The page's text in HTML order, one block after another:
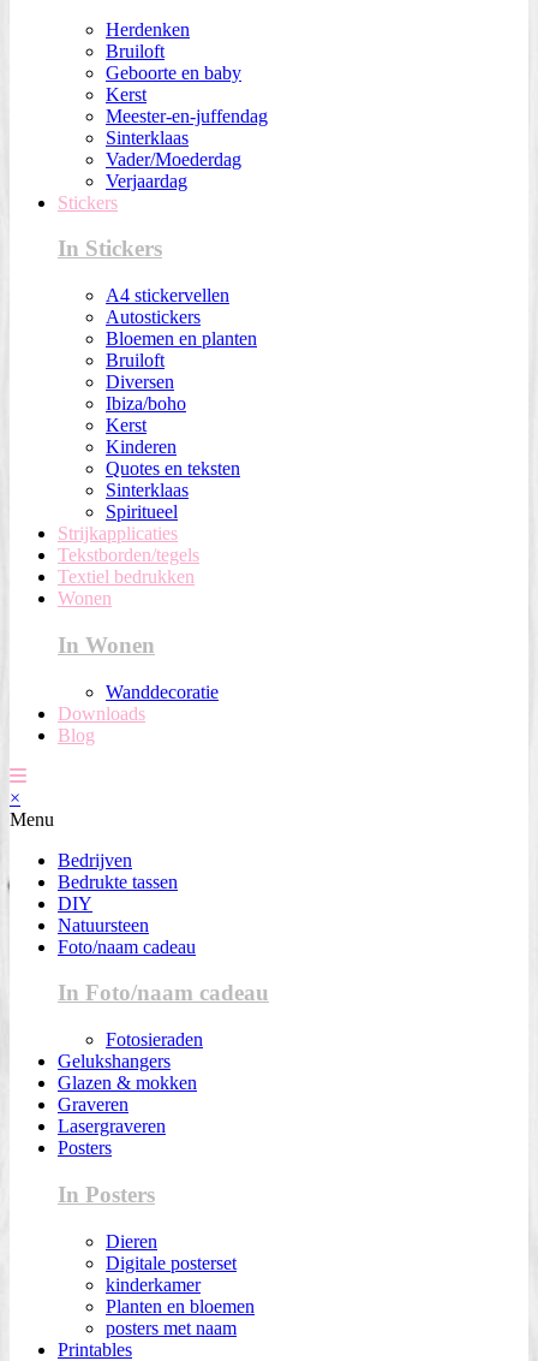
Herdenken
Bruiloft
Geboorte en baby
Kerst
Meester-en-juffendag
Sinterklaas
Vader/Moederdag
Verjaardag
Stickers
In Stickers
A4 stickervellen
Autostickers
Bloemen en planten
Bruiloft
Diversen
Ibiza/boho
Kerst
Kinderen
Quotes en teksten
Sinterklaas
Spiritueel
Strijkapplicaties
Tekstborden/tegels
Textiel bedrukken
Wonen
In Wonen
Wanddecoratie
Downloads
Blog
×
Menu
Bedrijven
Bedrukte tassen
DIY
Natuursteen
Foto/naam cadeau
In Foto/naam cadeau
Fotosieraden
Gelukshangers
Glazen & mokken
Graveren
Lasergraveren
Posters
In Posters
Dieren
Digitale posterset
kinderkamer
Planten en bloemen
posters met naam
Printables